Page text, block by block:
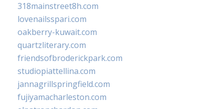
318mainstreet8h.com
lovenailsspari.com
oakberry-kuwait.com
quartzliterary.com
friendsofbroderickpark.com
studiopiattellina.com
jannagrillspringfield.com
fujiyamacharleston.com